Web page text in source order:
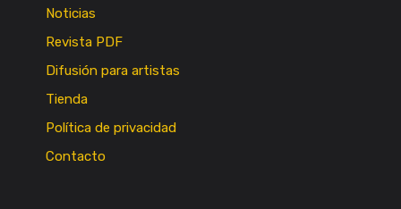
Noticias
Revista PDF
Difusión para artistas
Tienda
Política de privacidad
Contacto